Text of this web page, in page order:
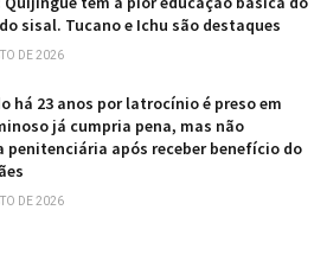
sisal. Tucano e Ichu são destaques
DE 2026
há 23 anos por latrocínio é preso em
já cumpria pena, mas não
penitenciária após receber benefício do
DE 2026